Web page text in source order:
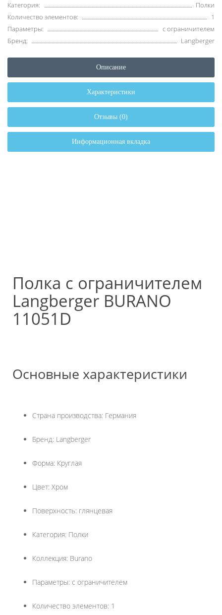
Категория:
Полки
Количество элементов:
1
Параметры:
с ограничителем
Бренд:
Langberger
Описание
Характеристики
Отзывы (0)
Информационная вкладка
Полка с ограничителем
Langberger BURANO
11051D
Основные характеристики
Страна производства: Германия
Бренд: Langberger
Форма: Круглая
Цвет: Хром
Поверхность: глянцевая
Категория: Полки
Коллекция: Burano
Параметры: с ограничителем
Количество элементов: 1